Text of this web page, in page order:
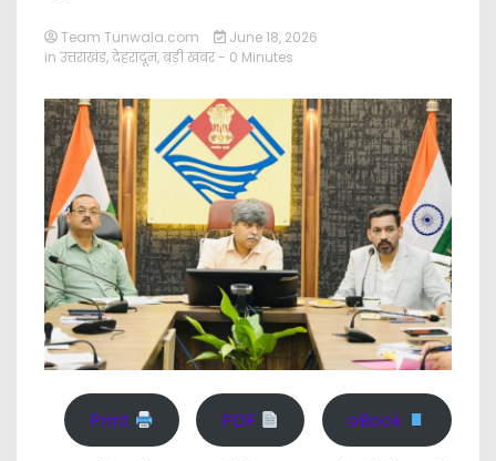
Team Tunwala.com
June 18, 2026
in उत्तराखंड,देहरादून,बड़ी खबर - 0 Minutes
Print PDF eBook